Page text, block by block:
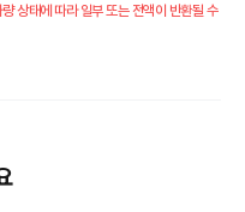
상태에 따라 일부 또는 전액이 반환될 수